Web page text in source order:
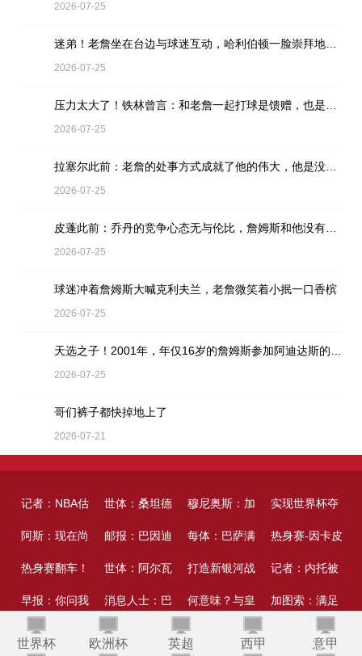
2026-07-25
2026-07-25
2026-07-25
2026-07-25
2026-07-25
球迷冲着詹姆斯大喊克利夫兰，老詹微笑着小抿一口香槟
2026-07-25
2026-07-25
哥们裤子都快掉地上了
2026-07-21
记者：NBA估
计下周发布
2026-27赛季
完好路程
世体：桑坦德
拒放萨利纳
斯，巴萨仅出
价600万欧
穆尼奥斯：加
盟利物浦是我
从小的愿望，
会为这件球衣
拼尽全力
实现世界杯夺
冠许诺！加维
把头发染成粉
色
阿斯：现在尚
无球队报价费
兰-托雷斯；巴
萨对其采访言
邮报：巴因迪
尔获准赴西班
牙体检，行将
租赁加盟塞尔
每体：巴萨满
足科尔特斯的
体现，球员或
许留在一线队
热身赛-因卡皮
耶破门难救主
阿森纳1-3贝蒂
热身赛翻车！
大巴黎0-3不敌
西乙队马略卡
世体：阿尔瓦
雷斯若真想
走，可直接奉
打造新银河战
舰！穆帅发动
大清洗方案 6
记者：内托被
切尔西标价
7000万镑，曼
早报：你问我
要去向何方
消息人士：巴
萨挨近以共800
何意味？与皇
马商谈续约后
加图索：满足
球员斗志，拉
国米力拒英超 斯帕莱蒂：伊 跟队记者：我 斯基拉：阿拉
世界杯 欧洲杯 英超 西甲 意甲